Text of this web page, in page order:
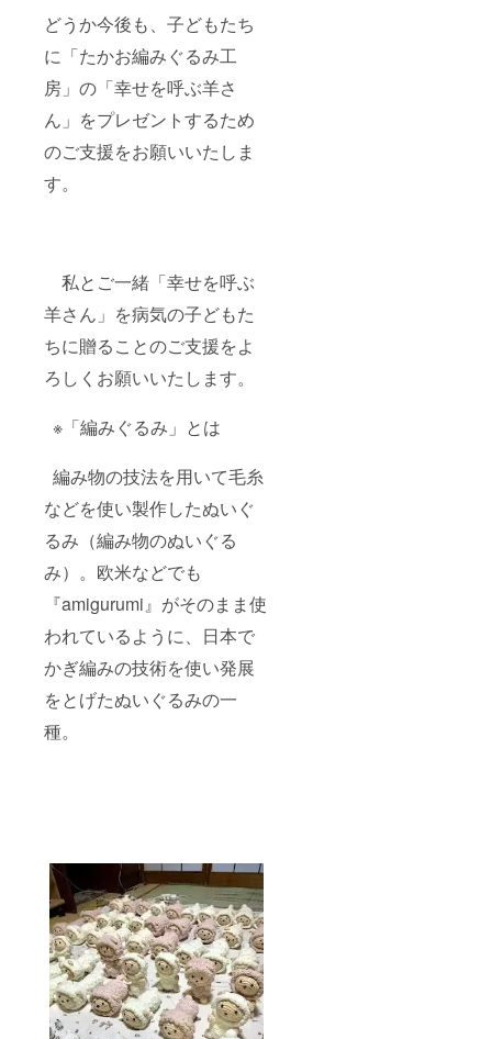
どうか今後も、子どもたち
に「たかお編みぐるみ工
房」の「幸せを呼ぶ羊さ
ん」をプレゼントするため
のご支援をお願いいたしま
す。
私とご一緒「幸せを呼ぶ
羊さん」を病気の子どもた
ちに贈ることのご支援をよ
ろしくお願いいたします。
※「編みぐるみ」とは
編み物の技法を用いて毛糸
などを使い製作したぬいぐ
るみ（編み物のぬいぐる
み）。欧米などでも
『amigurumi』がそのまま使
われているように、日本で
かぎ編みの技術を使い発展
をとげたぬいぐるみの一
種。